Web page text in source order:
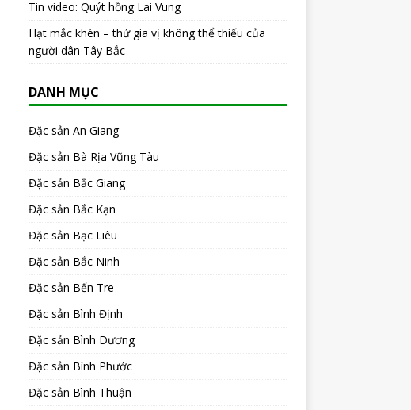
Tin video: Quýt hồng Lai Vung
Hạt mắc khén – thứ gia vị không thể thiếu của
người dân Tây Bắc
DANH MỤC
Đặc sản An Giang
Đặc sản Bà Rịa Vũng Tàu
Đặc sản Bắc Giang
Đặc sản Bắc Kạn
Đặc sản Bạc Liêu
Đặc sản Bắc Ninh
Đặc sản Bến Tre
Đặc sản Bình Định
Đặc sản Bình Dương
Đặc sản Bình Phước
Đặc sản Bình Thuận